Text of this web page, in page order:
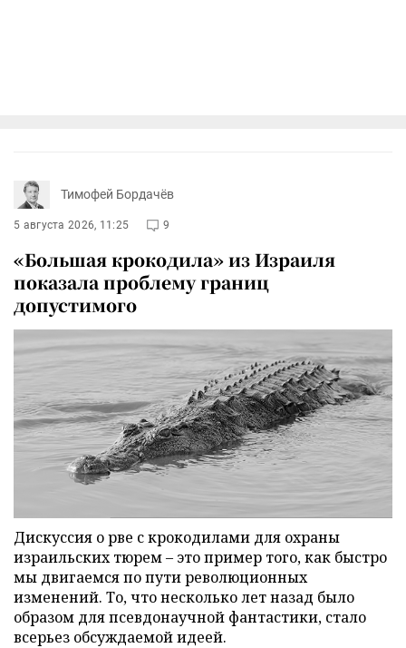
Тимофей Бордачёв
5 августа 2026, 11:25 9
«Большая крокодила» из Израиля
показала проблему границ
допустимого
Дискуссия о рве с крокодилами для охраны
израильских тюрем – это пример того, как быстро
мы двигаемся по пути революционных
изменений. То, что несколько лет назад было
образом для псевдонаучной фантастики, стало
всерьез обсуждаемой идеей.